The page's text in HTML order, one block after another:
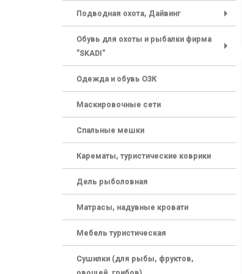
Подводная охота, Дайвинг
Обувь для охоты и рыбалки фирма
"SKADI"
Одежда и обувь ОЗК
Маскировочные сети
Спальные мешки
Карематы, туристические коврики
Дель рыболовная
Матрасы, надувные кровати
Мебель туристическая
Сушилки (для рыбы, фруктов,